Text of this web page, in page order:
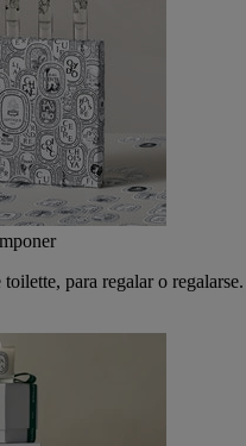
para regalar o regalarse.